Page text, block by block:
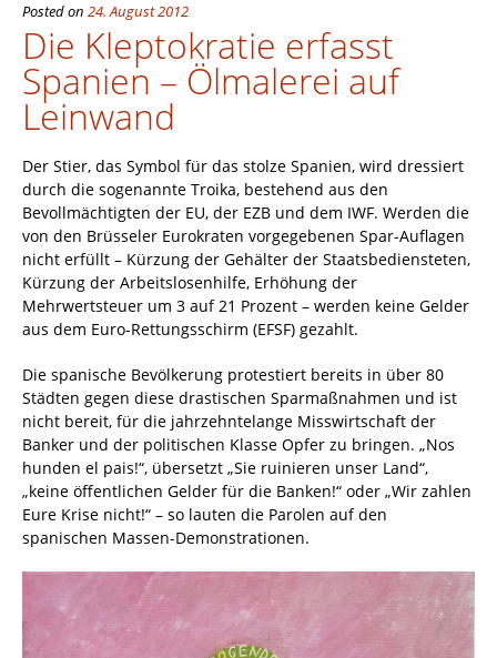
Posted on 24. August 2012
Die Kleptokratie erfasst
Spanien – Ölmalerei auf
Leinwand
Der Stier, das Symbol für das stolze Spanien, wird dressiert
durch die sogenannte Troika, bestehend aus den
Bevollmächtigten der EU, der EZB und dem IWF. Werden die
von den Brüsseler Eurokraten vorgegebenen Spar-Auflagen
nicht erfüllt – Kürzung der Gehälter der Staatsbediensteten,
Kürzung der Arbeitslosenhilfe, Erhöhung der
Mehrwertsteuer um 3 auf 21 Prozent – werden keine Gelder
aus dem Euro-Rettungsschirm (EFSF) gezahlt.
Die spanische Bevölkerung protestiert bereits in über 80
Städten gegen diese drastischen Sparmaßnahmen und ist
nicht bereit, für die jahrzehntelange Misswirtschaft der
Banker und der politischen Klasse Opfer zu bringen. „Nos
hunden el pais!“, übersetzt „Sie ruinieren unser Land“,
„keine öffentlichen Gelder für die Banken!“ oder „Wir zahlen
Eure Krise nicht!“ – so lauten die Parolen auf den
spanischen Massen-Demonstrationen.